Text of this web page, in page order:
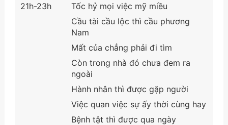
21h-23h
Tốc hỷ mọi việc mỹ miều
Cầu tài cầu lộc thì cầu phương
Nam
Mất của chẳng phải đi tìm
Còn trong nhà đó chưa đem ra
ngoài
Hành nhân thì được gặp người
Việc quan việc sự ấy thời cùng hay
Bệnh tật thì được qua ngày